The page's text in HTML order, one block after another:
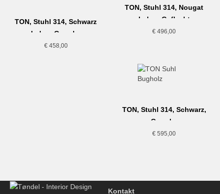
TON, Stuhl 314, Nougat
Lehne Geflecht
€ 496,00
TON, Stuhl 314, Schwarz
Lehne Gewebe
€458,00
TON, Stuhl 314, Schwarz,
Gewebe
€ 595,00
Kontakt